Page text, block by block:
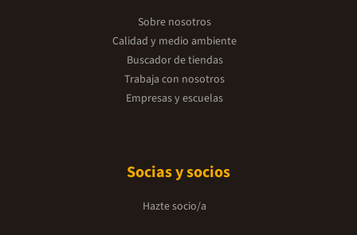
Sobre nosotros
Calidad y medio ambiente
Buscador de tiendas
Trabaja con nosotros
Empresas y escuelas
Socias y socios
Hazte socio/a